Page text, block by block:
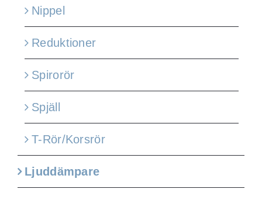
Nippel
Reduktioner
Spirorör
Spjäll
T-Rör/Korsrör
Ljuddämpare